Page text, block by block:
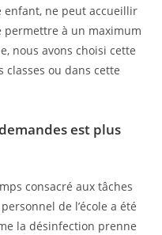
enfant, ne peut accueillir
permettre à un maximum
nous avons choisi cette
ou dans cette
est plus
consacré aux tâches
de l’école a été
la désinfection prenne